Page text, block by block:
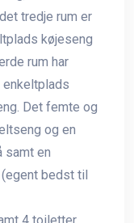
tredje rum er
køjeseng
rum har
Det femte og
og en
samt en
bedst til